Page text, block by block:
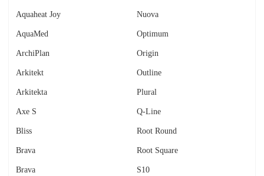
Aquaheat Joy
AquaMed
ArchiPlan
Arkitekt
Arkitekta
Axe S
Bliss
Brava
Brava
Nuova
Optimum
Origin
Outline
Plural
Q-Line
Root Round
Root Square
S10